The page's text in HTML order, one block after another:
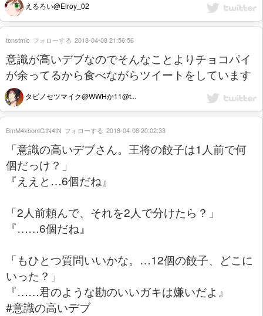
えるろい@Elroy_02
意識が高いデブなのでそんなことよりチョコパイ
が余ってるから食べながらツイートをしています
タビノセツマイク@WWHか11@t...
tbnstmic フォローする 2018-04-08 21:56:56
「意識の高いデブさん。王将の餃子は1人前で何
個だっけ？」
『ええと…6個だね』
「2人前頼んで、それを2人で分けたら？」
『……6個だね』
「もひとつ質問いいかな。…12個の餃子、どこに
いった？」
『……君のような勘のいいガキは嫌いだよ』
#意識の高いデブ
BmM4xbontGtN4tN フォローする 2018-04-08 20:02:33